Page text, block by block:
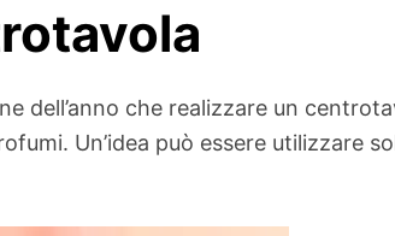
dell’anno che realizzare un
Un’idea può essere utilizzare